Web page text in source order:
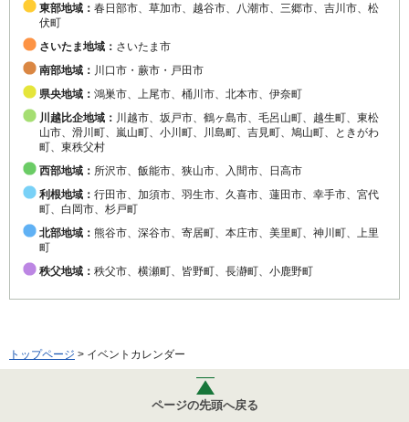
東部地域： 春日部市、草加市、越谷市、八潮市、三郷市、吉川市、松
伏町
さいたま地域： さいたま市
南部地域： 川口市・蕨市・戸田市
県央地域： 鴻巣市、上尾市、桶川市、北本市、伊奈町
川越比企地域： 川越市、坂戸市、鶴ヶ島市、毛呂山町、越生町、東松
山市、滑川町、嵐山町、小川町、川島町、吉見町、鳩山町、ときがわ
町、東秩父村
西部地域： 所沢市、飯能市、狭山市、入間市、日高市
利根地域： 行田市、加須市、羽生市、久喜市、蓮田市、幸手市、宮代
町、白岡市、杉戸町
北部地域： 熊谷市、深谷市、寄居町、本庄市、美里町、神川町、上里
町
秩父地域： 秩父市、横瀬町、皆野町、長瀞町、小鹿野町
トップページ > イベントカレンダー
ページの先頭へ戻る